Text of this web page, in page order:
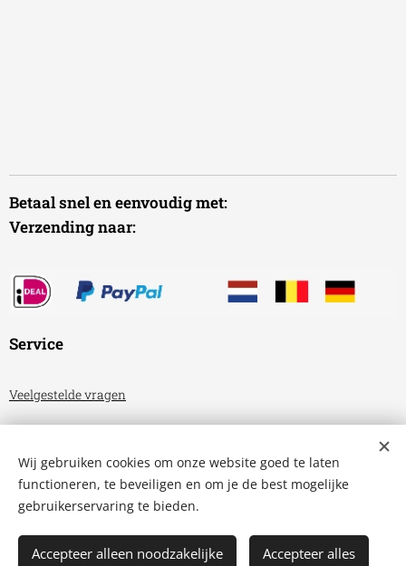
Betaal snel en eenvoudig met:
Verzending naar:
Service
Veelgestelde vragen
Privacyverklaring
Aquariumhuis Friesland Cookies
Wij gebruiken cookies om onze website goed te laten
functioneren, te beveiligen en om je de best mogelijke
gebruikerservaring te bieden.
Accepteer alleen noodzakelijke Accepteer alles